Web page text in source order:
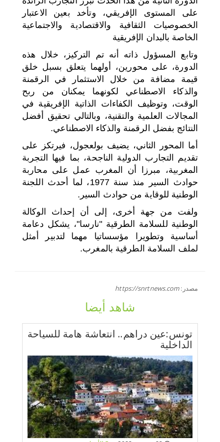
على المستوى الإفريقي، وتأخد بعين الاعتبار
الخصوصيات الثقافية والاقتصادية والاجتماعية
الخاصة بالبدان الإفريقية
وتابع المسؤول ذاته أنه تم التركيز، خلال هذه
الدورة، على محورين، أولهما يتعلق بسبل خلق
قيمة مضافة من خلال الاستثمار في الرقمنة
والذكاء الاصطناعي لكونهما يمكنان من ربح
الوقت، وتوظيف الكفاءات الذاتية الإفريقية في
المجالات العلمية والتقنية، وبالتالي تحقيق أفضل
النتائج بفضل الرقمنة والذكاء الاصطناعي.
أما المحور الثاني، يضيف بولعجول، فيرتكز على
تقديم التجارب الدولية الناجحة، بما فيها التجربة
المغربية، مبرزا أن المغرب عمل على محاربة
حوادث السير منذ سنة 1977، لما أحدث اللجنة
الوطنية للوقاية من حوادث السير.
ولفت من جهة أخرى، إلى أن إحداث الوكالة
الوطنية للسلامة الطرقية "نارسا"، يشكل دعامة
أساسية وتطويرا مؤسساتيا مهما لتدبير أمثل
لملف السلامة الطرقية بالمغرب.
مصدر:https://snrtnews.com
شاهد أيضا
تونس:عين دراهم.. انتعاشة هامة للسياحة
الداخلية